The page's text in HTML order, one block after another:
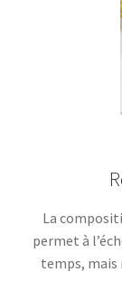
La
permet à
temps, mais